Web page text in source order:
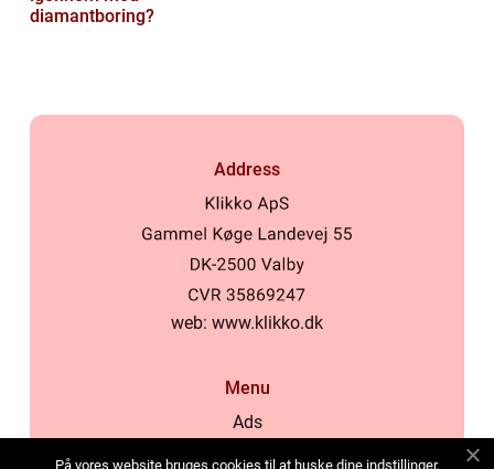
diamantboring?
Address
web: www.klikko.dk
Menu
Ads
På vores website bruges cookies til at huske dine indstillinger,